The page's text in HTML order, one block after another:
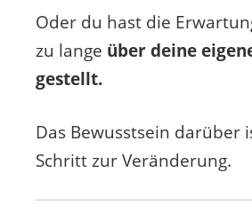
Oder du hast die
zu lange über deine
gestellt.
Das Bewusstsein darüber
Schritt zur Veränderung.